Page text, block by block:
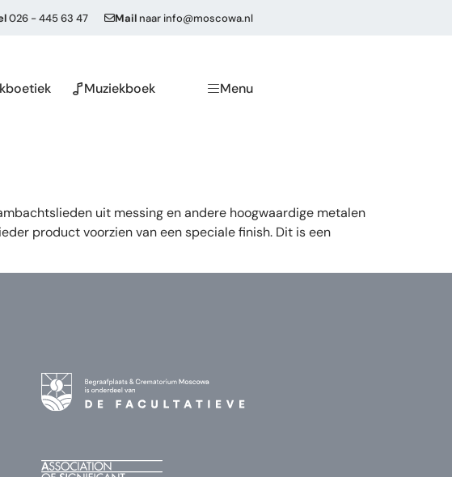
026 - 445 63 47 Mail naarinfo@moscowa.nl
Muziekboek Menu
uit messing en andere hoogwaardige metalen
product voorzien van een speciale finish. Dit is een